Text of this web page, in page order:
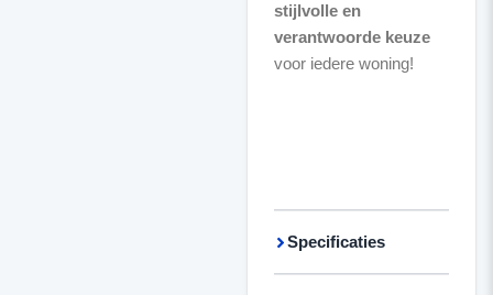
stijlvolle en
verantwoorde keuze
voor iedere woning!
Specificaties